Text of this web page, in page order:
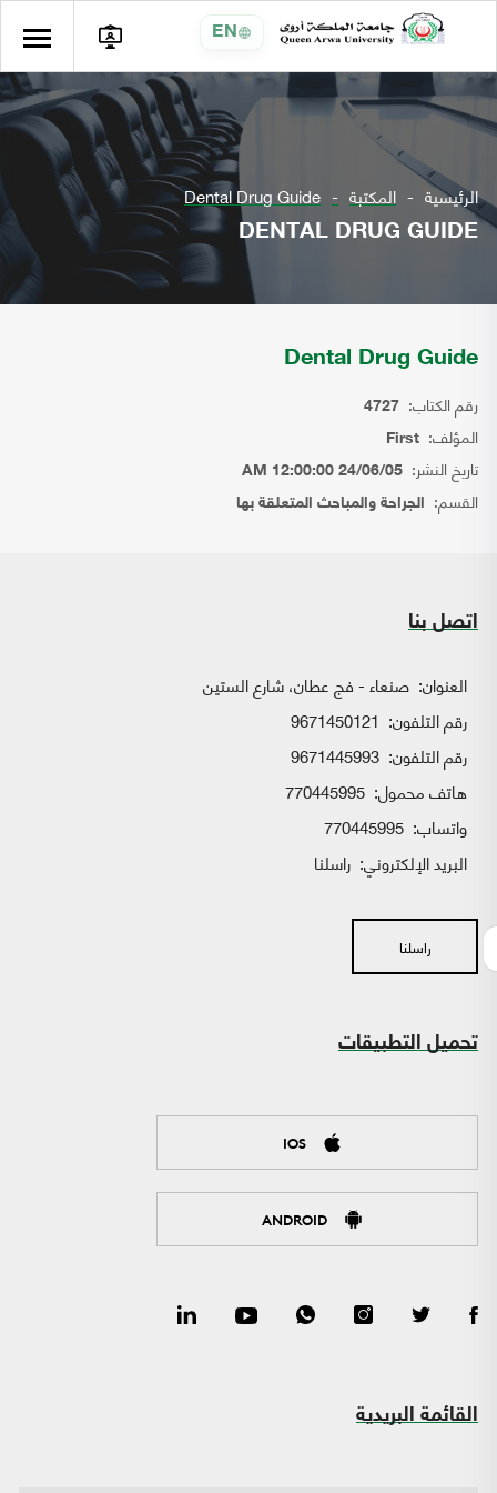
EN
الرئيسية المكتبة Dental Drug Guide
DENTAL DRUG GUIDE
Dental Drug Guide
رقم الكتاب: 4727
المؤلف: First
تاريخ النشر: 24/06/05 12:00:00 AM
القسم: الجراحة والمباحث المتعلقة بها
اتصل بنا
العنوان: صنعاء - فج عطان، شارع الستين
رقم التلفون: 9671450121
رقم التلفون: 9671445993
هاتف محمول: 770445995
واتساب:
البريد الإلكتروني: راسلنا
راسلنا
تحميل التطبيقات
IOS
ANDROID
القائمة البريدية